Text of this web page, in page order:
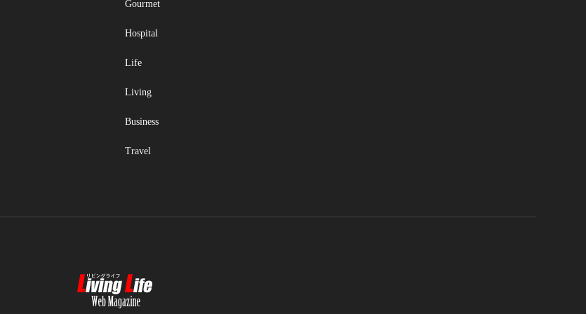
Gourmet
Hospital
Life
Living
Business
Travel